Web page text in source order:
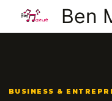
contenu
Ben
BUSINESS &